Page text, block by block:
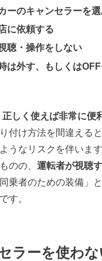
ーのキャンセラーを
に依頼する
聴・操作をしない
は外す、もしくは
正しく使えば非常に便
付け方法を間違えると
うなリスクを伴います
ものの、 運転者が視聴
乗者のための装備」
す。
ラーを使わな